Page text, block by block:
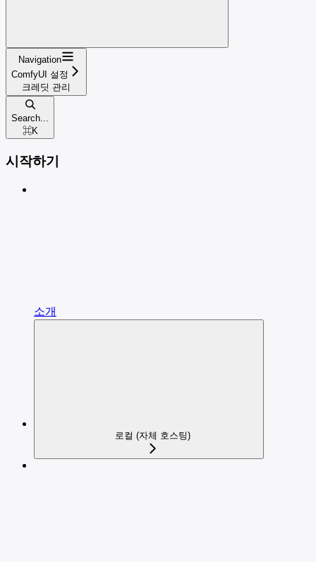
Navigation
ComfyUI 설정
크레딧 관리
Search...
⌘K
시작하기
소개
로컬 (자체 호스팅)